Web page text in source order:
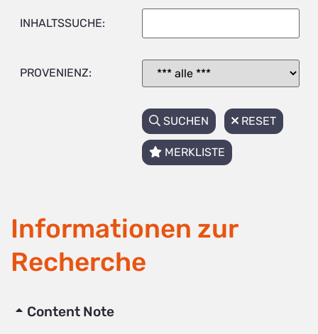
INHALTSSUCHE:
PROVENIENZ:
SUCHEN RESET
MERKLISTE
Informationen zur
Recherche
Content Note